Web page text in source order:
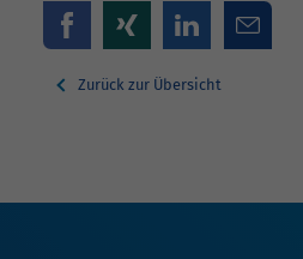
Zurück zur Übersicht